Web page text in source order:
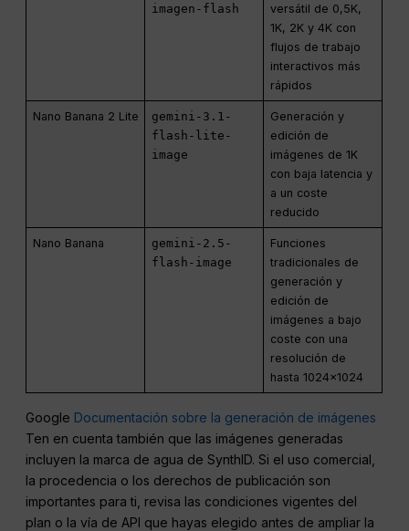
imagen-flash
versátil de 0,5K,
1K, 2K y 4K con
flujos de trabajo
interactivos más
rápidos
Nano Banana 2 Lite
gemini-3.1-
flash-lite-
image
Generación y
edición de
imágenes de 1K
con baja latencia y
a un coste
reducido
Nano Banana
gemini-2.5-
flash-image
Funciones
tradicionales de
generación y
edición de
imágenes a bajo
coste con una
resolución de
hasta 1024×1024
Google Documentación sobre la generación de imágenes
Ten en cuenta también que las imágenes generadas
incluyen la marca de agua de SynthID. Si el uso comercial,
la procedencia o los derechos de publicación son
importantes para ti, revisa las condiciones vigentes del
plan o la vía de API que hayas elegido antes de ampliar la